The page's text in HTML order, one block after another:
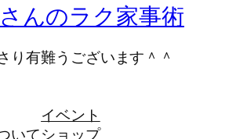
んのラク家事術
り有難うございます＾＾
いて
イベント
ショップ